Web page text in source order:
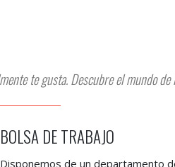
te gusta. Descubre el mundo de
BOLSA DE TRABAJO
Disponemos de un departamento